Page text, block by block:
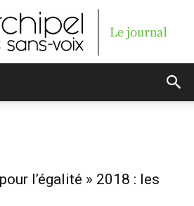
l’égalité » 2018 : les